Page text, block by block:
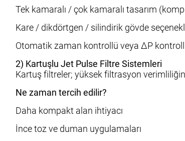
Tek kamaralı / çok kamaralı tasarım
Kare / dikdörtgen / silindirik gövde
Otomatik zaman kontrollü veya ΔP
2) Kartuşlu Jet Pulse Filtre Sistemleri
Kartuş filtreler; yüksek filtrasyon
Ne zaman tercih edilir?
Daha kompakt alan ihtiyacı
İnce toz ve duman uygulamaları